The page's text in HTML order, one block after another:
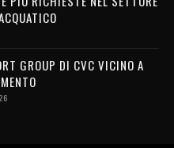
GROUP DI CVC VICINO A